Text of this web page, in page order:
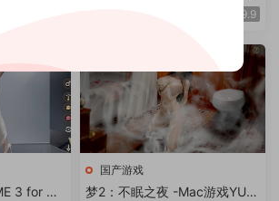
游戏The
无马动
会
版
游戏【国风SLG互动2d手绘无
马画风赞百合调教作弊免stea
9.9
3 for ma
国产游戏
梦2：不眠之夜 -Mac游戏YUM